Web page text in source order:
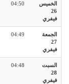
الخميس
26
فيفري
04:50
الجمعة
27
فيفري
04:49
السبت
28
فيفري
04:48